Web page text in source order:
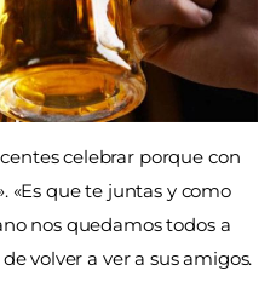
celebrar porque con
«Es que te juntas y como
nos quedamos todos a
volver a ver a sus amigos.